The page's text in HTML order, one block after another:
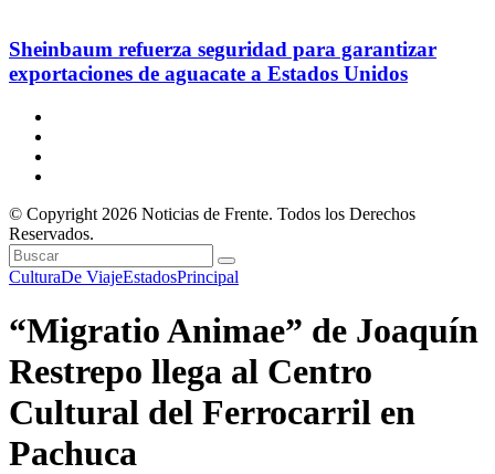
Sheinbaum refuerza seguridad para garantizar
exportaciones de aguacate a Estados Unidos
© Copyright 2026 Noticias de Frente. Todos los Derechos
Reservados.
CulturaDe ViajeEstadosPrincipal
“Migratio Animae” de Joaquín
Restrepo llega al Centro
Cultural del Ferrocarril en
Pachuca